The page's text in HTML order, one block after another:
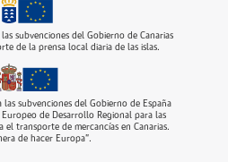
subvenciones del Gobierno de Canarias
de la prensa local diaria de las islas.
las subvenciones del Gobierno de España
de Desarrollo Regional para las
el transporte de mercancías en Canarias.
de hacer Europa”.